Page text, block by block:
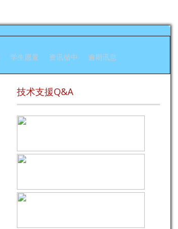
学生愿景 资讯循中 逾期讯息
技术支援Q&A